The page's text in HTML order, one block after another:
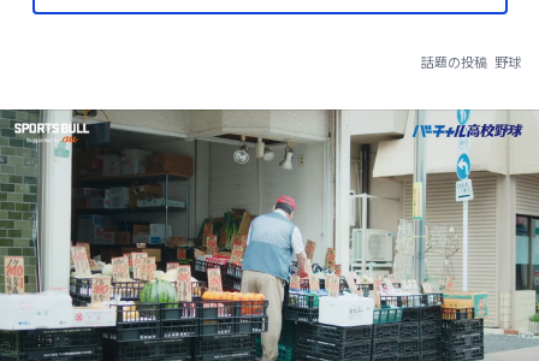
話題の投稿 野球